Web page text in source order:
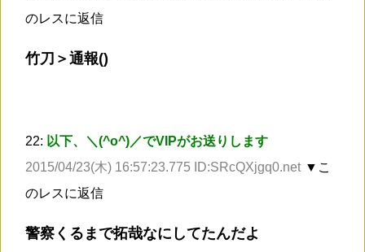
のレスに返信
竹刀＞通報()
22: 以下、＼(^o^)／でVIPがお送りします
2015/04/23(木) 16:57:23.775 ID:SRcQXjgq0.net ▼こ
のレスに返信
警察くるまで拓哉なにしてたんだよ